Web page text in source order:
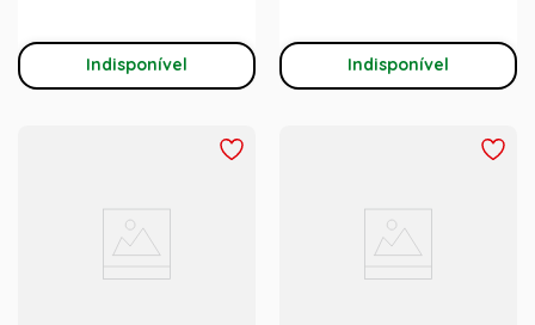
Indisponível Indisponível